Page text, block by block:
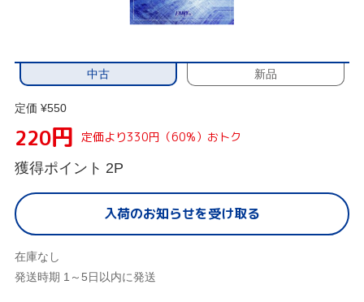
中古 新品
定価 ¥550
220円 定価より330円（60%）おトク
獲得ポイント 2P
入荷のお知らせを受け取る
在庫なし
発送時期 1～5日以内に発送